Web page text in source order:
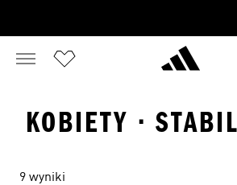
KOBIETY ·
9 wyniki